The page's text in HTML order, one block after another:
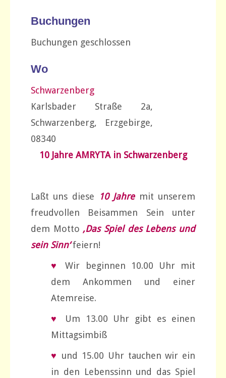
Buchungen
Buchungen geschlossen
Wo
Schwarzenberg
Karlsbader Straße 2a,
Schwarzenberg, Erzgebirge,
08340
10 Jahre AMRYTA in Schwarzenberg
Laßt uns diese 10 Jahremit unserem
freudvollen Beisammen Sein unter
dem Motto ‚Das Spiel des Lebens und
sein Sinn‘feiern!
♥
Wir beginnen 10.00 Uhr mit
dem Ankommen und einer
Atemreise.
♥
Um 13.00 Uhr gibt es einen
Mittagsimbiß
♥ und 15.00 Uhr tauchen wir ein
in den Lebenssinn und das Spiel